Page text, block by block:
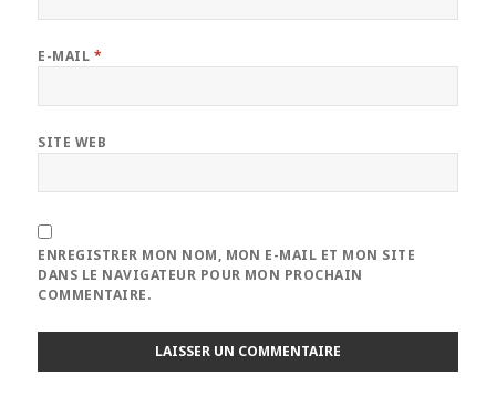
E-MAIL *
SITE WEB
ENREGISTRER MON NOM, MON E-MAIL ET MON SITE
DANS LE NAVIGATEUR POUR MON PROCHAIN
COMMENTAIRE.